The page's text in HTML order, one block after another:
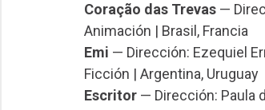
Coração das Trevas —
Animación | Brasil, Francia
Emi — Dirección: Ezequiel
Ficción | Argentina, Uruguay
Escritor— Dirección: Paula